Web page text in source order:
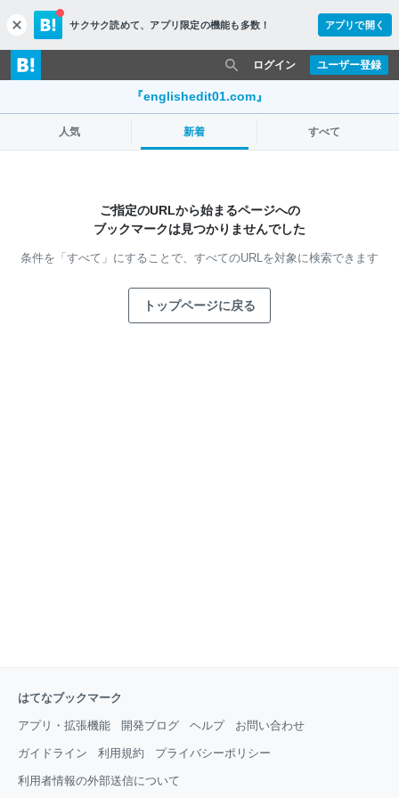
c
l
o
s
サクサク読めて、 アプリ限定の機能も多数！ アプリで開く
ユーザー登録
ログイン
『englishedit01.com』
人気 新着 すべて
ご指定のURLから始まるページへの
ブックマークは見つかりませんでした
条件を「すべて」にすることで、 すべてのURLを対象に検索できます
トップページに戻る
はてなブックマーク
アプリ・拡張機能 開発ブログ ヘルプ お問い合わせ
ガイドライン 利用規約 プライバシーポリシー
利用者情報の外部送信について